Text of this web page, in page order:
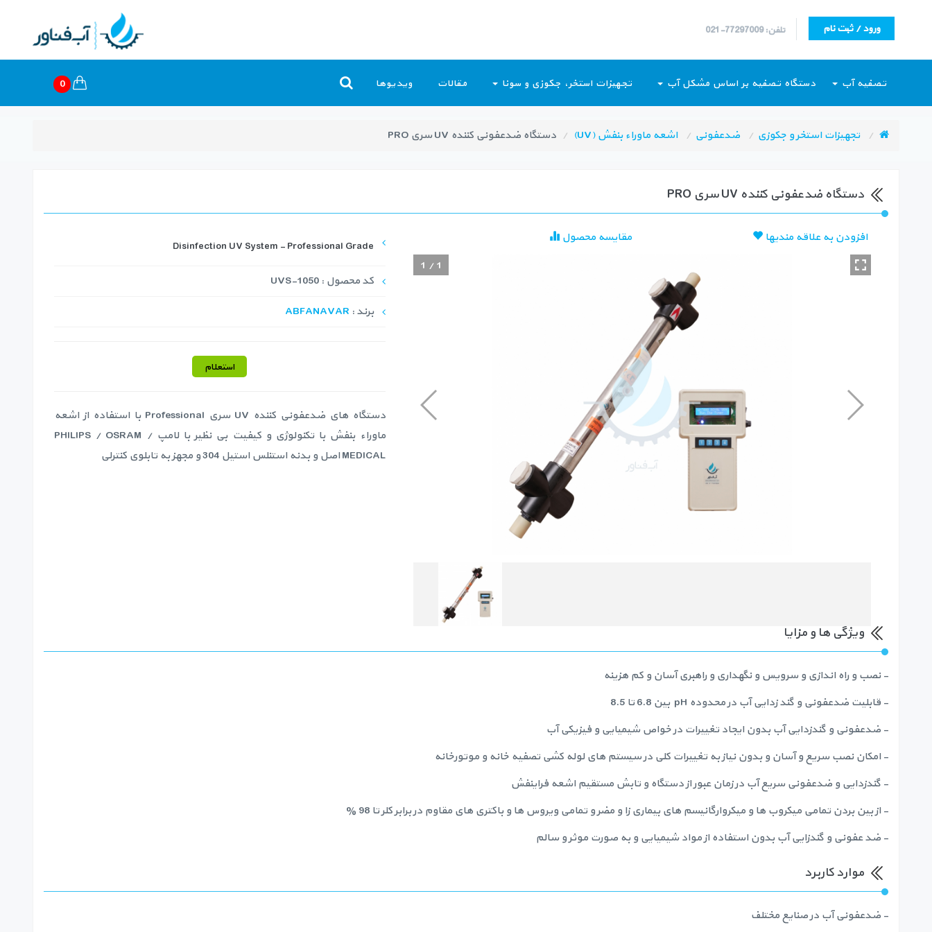
تلفن: 77297009-021 ورود / ثبت نام
تصفیه آب دستگاه تصفیه بر اساس مشکل آب تجهیزات استخر، جکوزی و سونا مقالات ویدیوها 0
تجهیزات استخر و جکوزی ضدعفونی اشعه ماوراء بنفش (UV) دستگاه ضدعفونی کننده UV سری PRO
دستگاه ضدعفونی کننده UV سری PRO
افزودن به علاقه مندیها
مقایسه محصول
1 /1
Disinfection UV System - Professional Grade
کد محصول : UVS-1050
برند : ABFANAVAR
استعلام
دستگاه های ضدعفونی کننده UV سری Professional با استفاده از اشعه
ماوراء بنفش با تکنولوژی و کیفیت بی نظیر با لامپ PHILIPS / OSRAM /
MEDICAL اصل و بدنه استنلس استیل 304 و مجهز به تابلوی کنترلی
ویژگی ها و مزایا
- نصب و راه اندازی و سرویس و نگهداری و راهبری آسان و کم هزینه
- قابلیت ضدعفونی و گند زدایی آب در محدوده pH بین 6.8 تا 8.5
- ضدعفونی و گندزدایی آب بدون ایجاد تغییرات در خواص شیمیایی و فیزیکی آب
- امکان نصب سریع و آسان و بدون نیاز به تغییرات کلی در سیستم های لوله کشی تصفیه خانه و موتورخانه
- گندزدایی و ضدعفونی سریع آب در زمان عبور از دستگاه و تابش مستقیم اشعه فراینفش
- از بین بردن تمامی میکروب ها و میکروارگانیسم های بیماری زا و مضر و تمامی ویروس ها و باکتری های مقاوم در برابر کلر تا 98 %
- ضد عفونی و گندزایی آب بدون استفاده از مواد شیمیایی و به صورت موثر و سالم
موارد کاربرد
- ضدعفونی آب در صنایع مختلف